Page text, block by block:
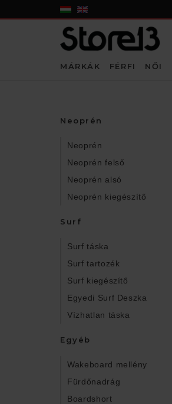
MÁRKÁK FÉRFI NŐI
Neoprén
Neoprén
Neoprén felső
Neoprén alsó
Neoprén kiegészítő
Surf
Surf táska
Surf tartozék
Surf kiegészítő
Egyedi Surf Deszka
Vízhatlan táska
Egyéb
Wakeboard mellény
Fürdőnadrág
Boardshort